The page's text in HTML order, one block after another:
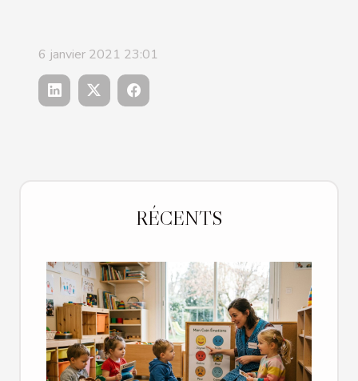
6 janvier 2021 23:01
RÉCENTS